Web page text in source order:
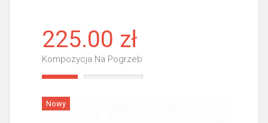
225.00 zł
Kompozycja Na Pogrzeb
Nowy